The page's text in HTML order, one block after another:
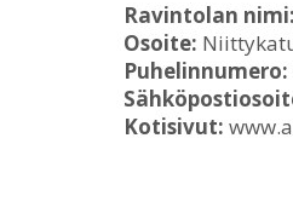
Ravintolan nimi:
Osoite:
Puhelinnumero:
Kotisivut: